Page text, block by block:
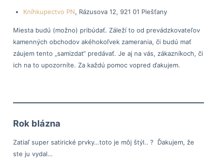
Kníhkupectvo PN, Rázusova 12, 921 01 Piešťany
Miesta budú (možno) pribúdať. Záleží to od prevádzkovateľov
kamenných obchodov akéhokoľvek zamerania, či budú mať
záujem tento „samizdat“ predávať. Je aj na vás, zákazníkoch, či
ich na to upozorníte. Za každú pomoc vopred ďakujem.
Rok blázna
Zatiaľ super satirické prvky…toto je môj štýl.. ? Ďakujem, že
ste ju vydal…